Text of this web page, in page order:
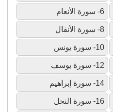
6- سورة الأنعام
8- سورة الأنفال
10- سورة يونس
12- سورة يوسف
14- سورة إبراهيم
16- سورة النحل